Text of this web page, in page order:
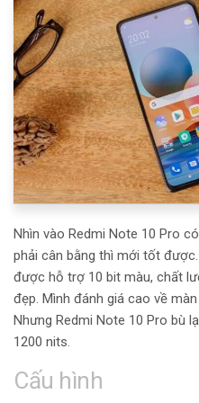
Nhìn vào Redmi Note 10 Pro
phải cân bằng thì mới tốt
được hỗ trợ 10 bit màu, chất
đẹp. Mình đánh giá cao về
Nhưng Redmi Note 10 Pro bù
1200 nits.
Cấu hình